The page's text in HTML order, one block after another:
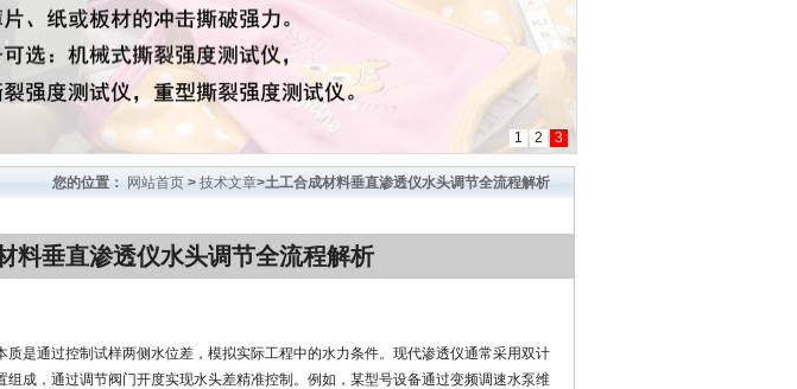
1 2 3
您的位置： 网站首页 > 技术文章>土工合成材料垂直渗透仪水头调节全流程解析
料垂直渗透仪水头调节全流程解析
是通过控制试样两侧水位差，模拟实际工程中的水力条件。现代渗透仪通常采用双计
成，通过调节阀门开度实现水头差精准控制。例如，某型号设备通过变频调速水泵维